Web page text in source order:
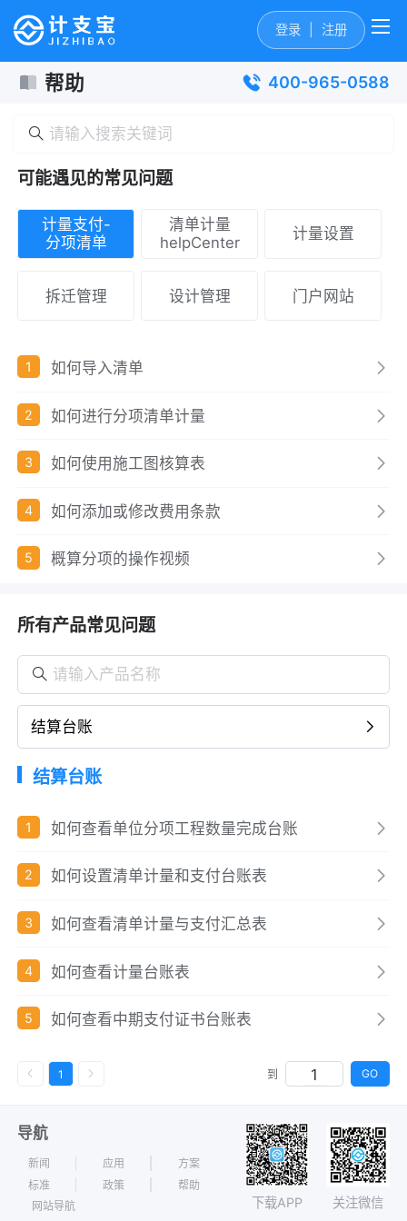
登录 注册
帮助 400-965-0588
可能遇见的常见问题
计量支付-
分项清单
清单计量
helpCenter
计量设置
拆迁管理 设计管理 门户网站
1 如何导入清单
2 如何进行分项清单计量
3 如何使用施工图核算表
4 如何添加或修改费用条款
5 概算分项的操作视频
所有产品常见问题
结算台账
结算台账
1 如何查看单位分项工程数量完成台账
2 如何设置清单计量和支付台账表
3 如何查看清单计量与支付汇总表
4 如何查看计量台账表
5 如何查看中期支付证书台账表
1 到 GO
导航
新闻 应用
方案
标准
政策
帮助
网站导航
下载APP 关注微信